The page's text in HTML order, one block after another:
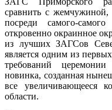
сравнить с
посреди самого-
откровенно окраинное
из лучших ЗАГСов
является одним из
требований
новинка, созданная
все увеличивающееся
области.